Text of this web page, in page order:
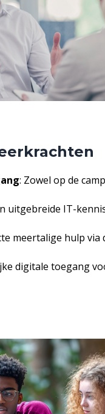
: Zowel op de
uitgebreide IT-
meertalige hulp via
digitale toegang